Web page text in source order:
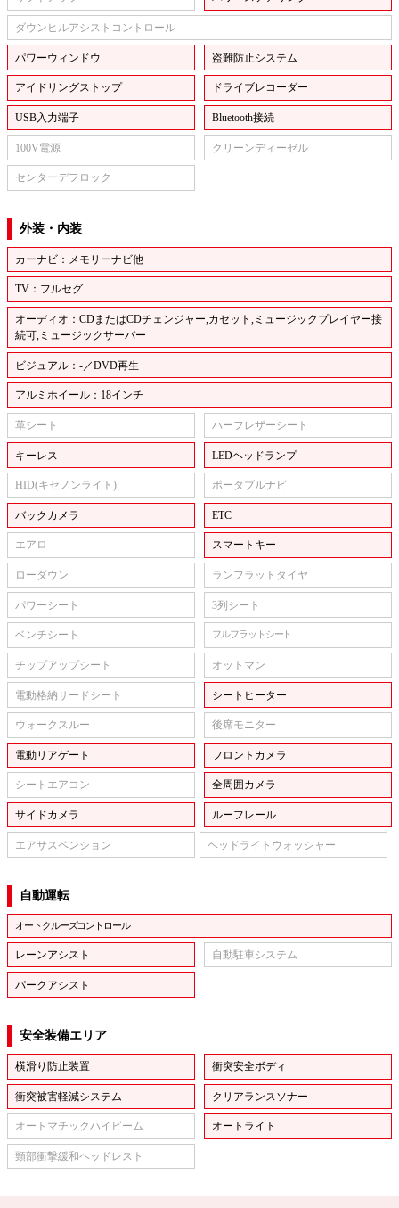
ダウンヒルアシストコントロール
パワーウィンドウ 盗難防止システム
アイドリングストップ ドライブレコーダー
USB入力端子 Bluetooth接続
100V電源 クリーンディーゼル
センターデフロック
外装・内装
カーナビ：メモリーナビ他
TV：フルセグ
オーディオ：CDまたはCDチェンジャー,カセット,ミュージックプレイヤー接
続可,ミュージックサーバー
ビジュアル：-／DVD再生
アルミホイール：18インチ
革シート ハーフレザーシート
キーレス LEDヘッドランプ
HID(キセノンライト) ポータブルナビ
バックカメラ ETC
エアロ スマートキー
ローダウン ランフラットタイヤ
パワーシート 3列シート
ベンチシート フルフラットシート
チップアップシート オットマン
電動格納サードシート シートヒーター
ウォークスルー 後席モニター
電動リアゲート フロントカメラ
シートエアコン 全周囲カメラ
サイドカメラ ルーフレール
エアサスペンション ヘッドライトウォッシャー
自動運転
オートクルーズコントロール
レーンアシスト 自動駐車システム
パークアシスト
安全装備エリア
横滑り防止装置 衝突安全ボディ
衝突被害軽減システム クリアランスソナー
オートマチックハイビーム オートライト
頸部衝撃緩和ヘッドレスト